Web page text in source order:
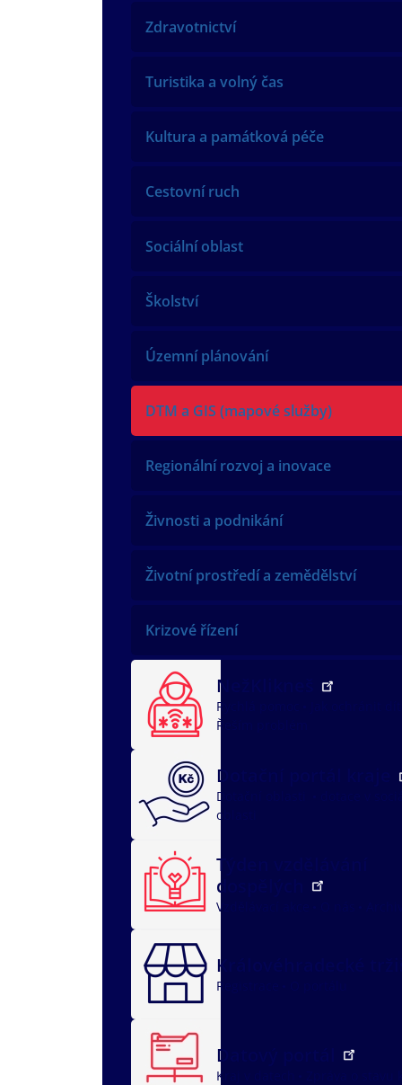
Zdravotnictví
Turistika a volný čas
Kultura a památková péče
Cestovní ruch
Sociální oblast
Školství
Územní plánování
DTM a GIS (mapové služby)
Regionální rozvoj a inovace
Živnosti a podnikání
Životní prostředí a zemědělství
Krizové řízení
NežKlikneš
Rychlá pomoc
Řeším problém
Dotační portál kraje
Dotační oblasti
oblasti
Týden vzdělávání
dospělých
Vzdělávací akce
Královéhradecké
Registrace
Datový portál
Kraj v datech